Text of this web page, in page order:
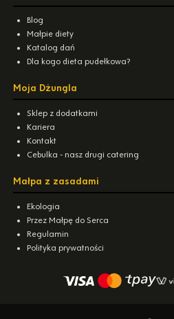
Blog
Małpie diety
Katalog dań
Dla kogo dieta pudełkowa?
Moja Dżungla
Sklep z dodatkami
Kariera
Kontakt
Cebulka - nasz drugi catering
Małpa z zasadami
Ekologia
Przez Małpę do Serca
Regulamin
Polityka prywatności